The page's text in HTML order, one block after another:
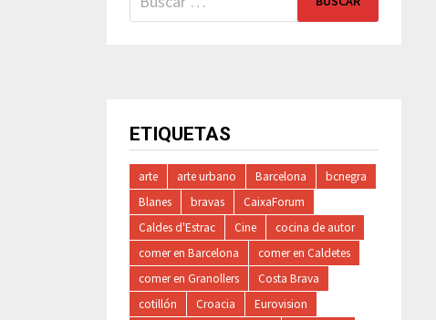
ETIQUETAS
arte arte urbano Barcelona
bcnegra
Blanes
bravas
CaixaForum
Caldes d'Estrac
Cine
cocina de autor
comer en Barcelona
comer en Caldetes
comer en Granollers
Costa Brava
cotillón
Croacia
Eurovision